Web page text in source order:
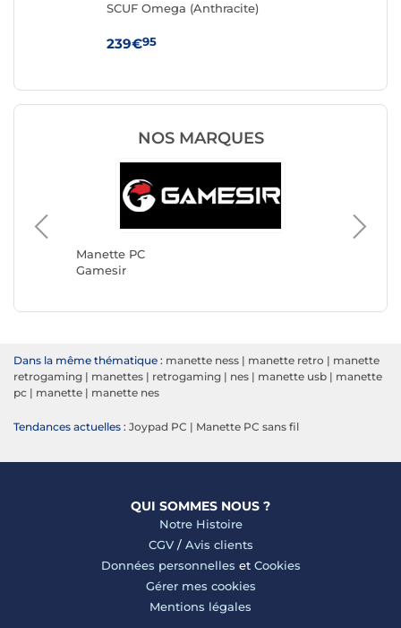
SCUF Omega (Anthracite)
239€95
NOS MARQUES
Manette PC
Gamesir
Turtle
Dans la même thématique : manette ness | manette retro | manette
retrogaming | manettes | retrogaming | nes | manette usb | manette
pc | manette | manette nes
Tendances actuelles : Joypad PC | Manette PC sans fil
QUI SOMMES NOUS ?
Notre Histoire
CGV/ Avis clients
Données personnelles et Cookies
Gérer mes cookies
Mentions légales